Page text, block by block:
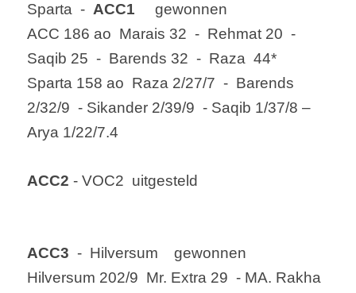
Sparta  - ACC1 gewonnen
ACC 186 ao Marais 32  - Rehmat
Saqib 25  -  Barends 32  - Raza 44*
Sparta 158 ao Raza 2/27/7  -  Barends
2/32/9  - Sikander 2/39/9  - Saqib
Arya 1/22/7.4
ACC2 - VOC2  uitgesteld
ACC3 -  Hilversum    gewonnen
Hilversum 202/9  Mr. Extra 29  - MA. Rakha